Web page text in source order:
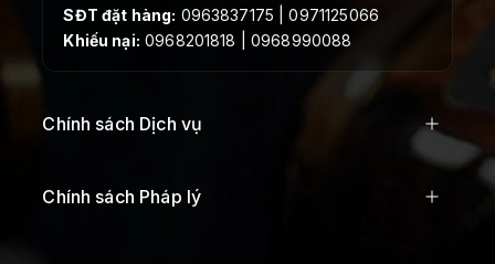
SĐT đặt hàng: 0963837175 | 0971125066
Khiếu nại: 0968201818 | 0968990088
Chính sách Dịch vụ
Chính sách Pháp lý